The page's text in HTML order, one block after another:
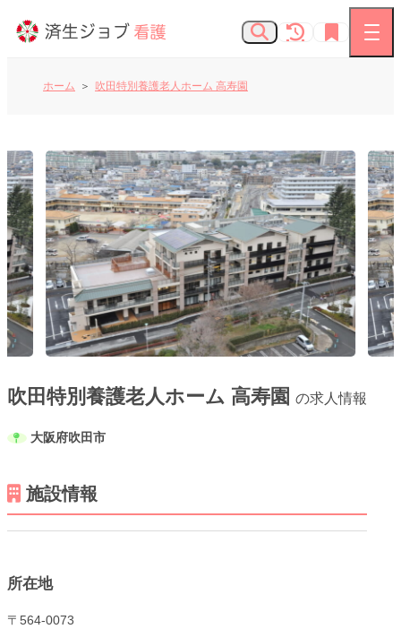
お知らせ
よくあるご質問
済生会Webサイト
済生会のしごとを知る
ホーム 吹田特別養護老人ホーム 高寿園
吹田特別養護老人ホーム 高寿園 の求人情報
大阪府吹田市
施設情報
所在地
〒564-0073